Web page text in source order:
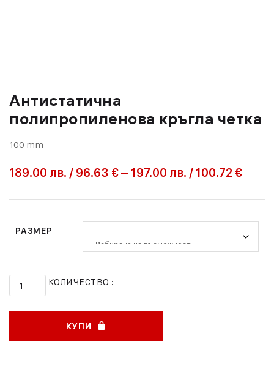
Антистатична
полипропиленова кръгла четка
100 mm
189.00 лв. / 96.63 €– 197.00 лв. / 100.72 €
РАЗМЕР
КОЛИЧЕСТВО :
КУПИ